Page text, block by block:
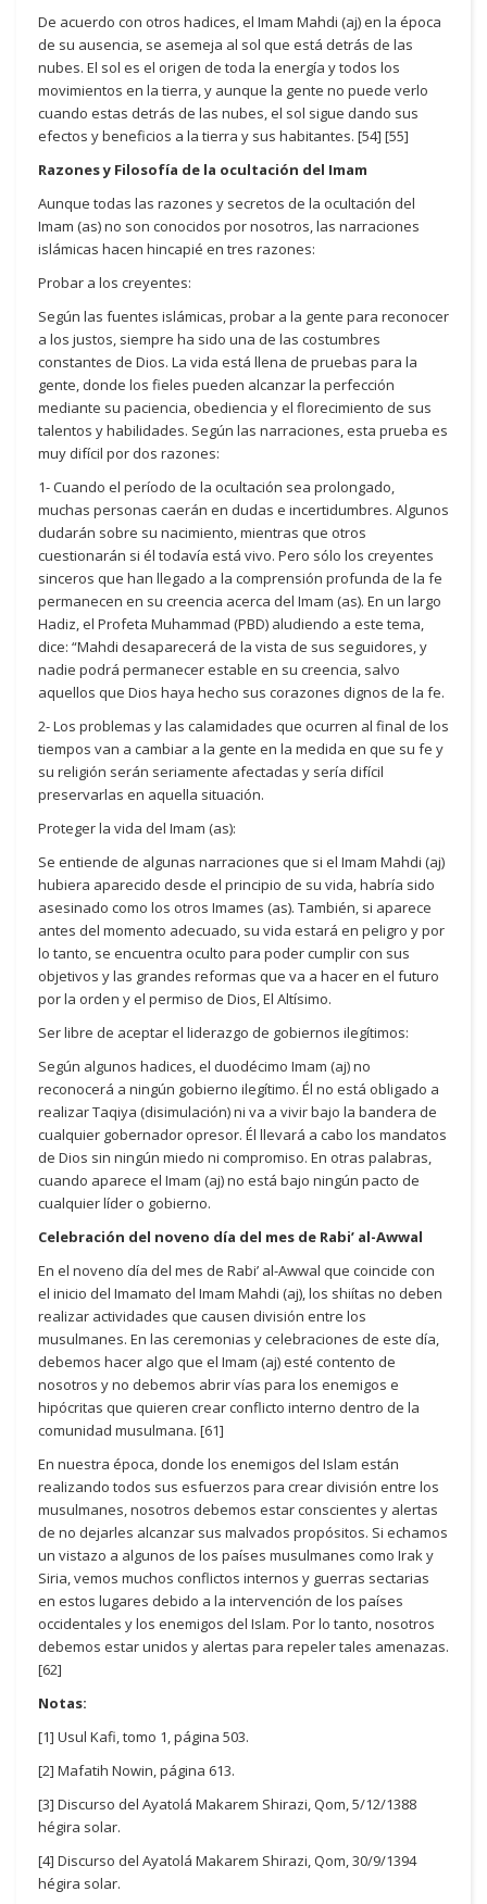
De acuerdo con otros hadices, el Imam Mahdi (aj) en la época
de su ausencia, se asemeja al sol que está detrás de las
nubes. El sol es el origen de toda la energía y todos los
movimientos en la tierra, y aunque la gente no puede verlo
cuando estas detrás de las nubes, el sol sigue dando sus
efectos y beneficios a la tierra y sus habitantes. [54] [55]
Razones y Filosofía de la ocultación del Imam
Aunque todas las razones y secretos de la ocultación del
Imam (as) no son conocidos por nosotros, las narraciones
islámicas hacen hincapié en tres razones:
Probar a los creyentes:
Según las fuentes islámicas, probar a la gente para reconocer
a los justos, siempre ha sido una de las costumbres
constantes de Dios. La vida está llena de pruebas para la
gente, donde los fieles pueden alcanzar la perfección
mediante su paciencia, obediencia y el florecimiento de sus
talentos y habilidades. Según las narraciones, esta prueba es
muy difícil por dos razones:
1- Cuando el período de la ocultación sea prolongado,
muchas personas caerán en dudas e incertidumbres. Algunos
dudarán sobre su nacimiento, mientras que otros
cuestionarán si él todavía está vivo. Pero sólo los creyentes
sinceros que han llegado a la comprensión profunda de la fe
permanecen en su creencia acerca del Imam (as). En un largo
Hadiz, el Profeta Muhammad (PBD) aludiendo a este tema,
dice: “Mahdi desaparecerá de la vista de sus seguidores, y
nadie podrá permanecer estable en su creencia, salvo
aquellos que Dios haya hecho sus corazones dignos de la fe.
2- Los problemas y las calamidades que ocurren al final de los
tiempos van a cambiar a la gente en la medida en que su fe y
su religión serán seriamente afectadas y sería difícil
preservarlas en aquella situación.
Proteger la vida del Imam (as):
Se entiende de algunas narraciones que si el Imam Mahdi (aj)
hubiera aparecido desde el principio de su vida, habría sido
asesinado como los otros Imames (as). También, si aparece
antes del momento adecuado, su vida estará en peligro y por
lo tanto, se encuentra oculto para poder cumplir con sus
objetivos y las grandes reformas que va a hacer en el futuro
por la orden y el permiso de Dios, El Altísimo.
Ser libre de aceptar el liderazgo de gobiernos ilegítimos:
Según algunos hadices, el duodécimo Imam (aj) no
reconocerá a ningún gobierno ilegítimo. Él no está obligado a
realizar Taqiya (disimulación) ni va a vivir bajo la bandera de
cualquier gobernador opresor. Él llevará a cabo los mandatos
de Dios sin ningún miedo ni compromiso. En otras palabras,
cuando aparece el Imam (aj) no está bajo ningún pacto de
cualquier líder o gobierno.
Celebración del noveno día del mes de Rabi’ al-Awwal
En el noveno día del mes de Rabi’ al-Awwal que coincide con
el inicio del Imamato del Imam Mahdi (aj), los shiítas no deben
realizar actividades que causen división entre los
musulmanes. En las ceremonias y celebraciones de este día,
debemos hacer algo que el Imam (aj) esté contento de
nosotros y no debemos abrir vías para los enemigos e
hipócritas que quieren crear conflicto interno dentro de la
comunidad musulmana. [61]
En nuestra época, donde los enemigos del Islam están
realizando todos sus esfuerzos para crear división entre los
musulmanes, nosotros debemos estar conscientes y alertas
de no dejarles alcanzar sus malvados propósitos. Si echamos
un vistazo a algunos de los países musulmanes como Irak y
Siria, vemos muchos conflictos internos y guerras sectarias
en estos lugares debido a la intervención de los países
occidentales y los enemigos del Islam. Por lo tanto, nosotros
debemos estar unidos y alertas para repeler tales amenazas.
[62]
Notas:
[1] Usul Kafi, tomo 1, página 503.
[2] Mafatih Nowin, página 613.
[3] Discurso del Ayatolá Makarem Shirazi, Qom, 5/12/1388
hégira solar.
[4] Discurso del Ayatolá Makarem Shirazi, Qom, 30/9/1394
hégira solar.